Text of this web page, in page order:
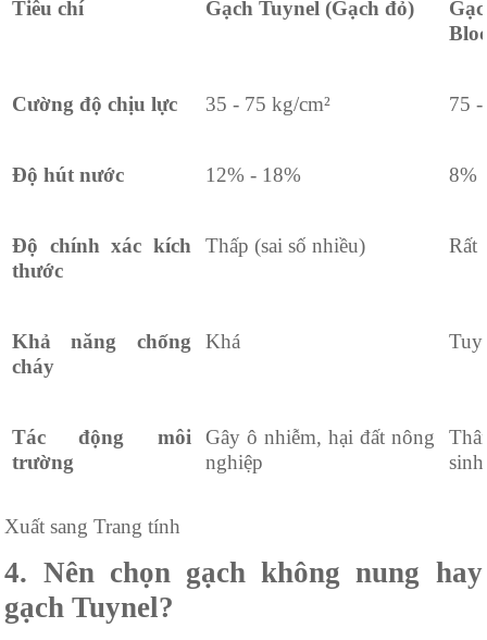
Tiêu chí Gạch Tuynel (Gạch đỏ)
Cường độ chịu lực 35 - 75 kg/cm² 75 -
Độ hút nước 12% - 18% 8%
Độ chính xác kích
thước
Thấp (sai số nhiều) Rất
Khả năng chống
cháy
Khá
Tác động môi
trường
Gây ô nhiễm, hại đất nông
nghiệp
sinh
Xuất sang Trang tính
4. Nên chọn gạch không nung hay
gạch Tuynel?